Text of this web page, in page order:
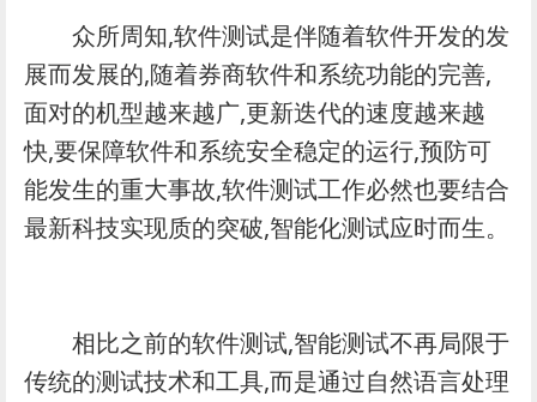
众所周知,软件测试是伴随着软件开发的发
展而发展的,随着券商软件和系统功能的完善,
面对的机型越来越广,更新迭代的速度越来越
快,要保障软件和系统安全稳定的运行,预防可
能发生的重大事故,软件测试工作必然也要结合
最新科技实现质的突破,智能化测试应时而生。
相比之前的软件测试,智能测试不再局限于
传统的测试技术和工具,而是通过自然语言处理